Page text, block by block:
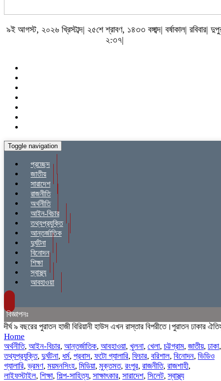
৯ই আগস্ট, ২০২৬ খ্রিস্টাব্দ| ২৫শে শ্রাবণ, ১৪৩৩ বঙ্গাব্দ| বর্ষাকাল| রবিবার|
২:৩৭|
Toggle navigation
প্রচ্ছেদ
জাতীয়
সারাদেশ
রাজনীতি
অর্থনীতি
আইন-বিচার
তথ্যপ্রযুক্তি
আন্তর্জাতিক
দুর্ঘটনা
বিনোদন
শিক্ষা
স্বাস্থ্য
আবহাওয়া
বিজ্ঞাপনঃ
বছরের পুরাতন হাজী বিরিয়ানী হাউস এখন রাস্তার বিপরীতে।পুরাতন ঢাকার
Home
অর্থনীতি, আইন-বিচার, আন্তর্জাতিক, আবহাওয়া, খুলনা, খেলা, চট্টগ্রাম, জাতীয়, ঢাকা,
তথ্যপ্রযুক্তি, দুর্ঘটনা, ধর্ম, প্রবাস, ফটো গ্যালারি, ফিচার, বরিশাল, বিনোদন, ভিডিও
গ্যালারি,ভ্রমণ, ময়মনসিংহ, মিডিয়া, মুক্তমত, রংপুর, রাজনীতি, রাজশাহী,
লাইফস্টাইল, শিক্ষা, শিল্প-সাহিত্য, সাক্ষাৎকার, সারাদেশ, সিলেট,স্বাস্থ্য